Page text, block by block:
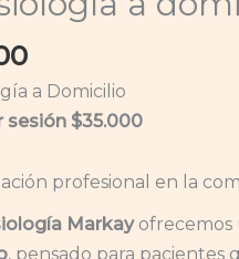
a Domicilio
sesión $35.000
profesional en la
Markayofrecemos
, pensado para